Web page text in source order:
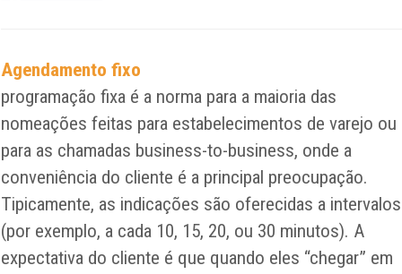
Agendamento fixo
programação fixa é a norma para a maioria das
nomeações feitas para estabelecimentos de varejo ou
para as chamadas business-to-business, onde a
conveniência do cliente é a principal preocupação.
Tipicamente, as indicações são oferecidas a intervalos
(por exemplo, a cada 10, 15, 20, ou 30 minutos). A
expectativa do cliente é que quando eles “chegar” em